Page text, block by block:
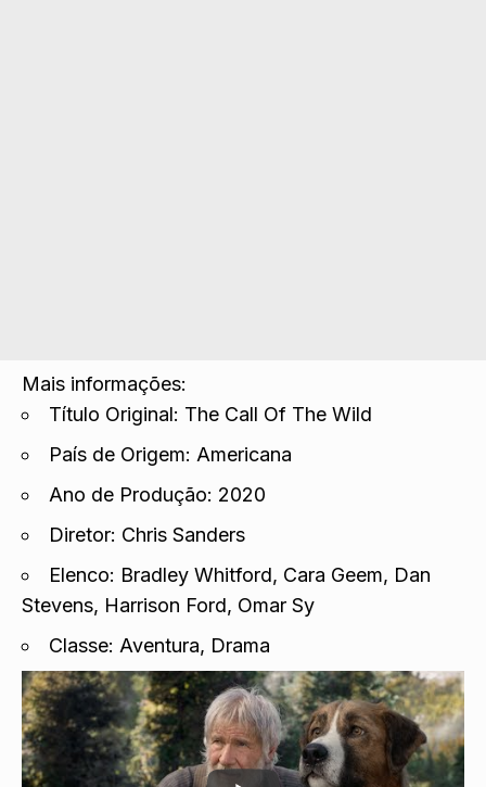
Mais informações:
Título Original: The Call Of The Wild
País de Origem: Americana
Ano de Produção: 2020
Diretor: Chris Sanders
Elenco: Bradley Whitford, Cara Geem, Dan
Stevens, Harrison Ford, Omar Sy
Classe: Aventura, Drama